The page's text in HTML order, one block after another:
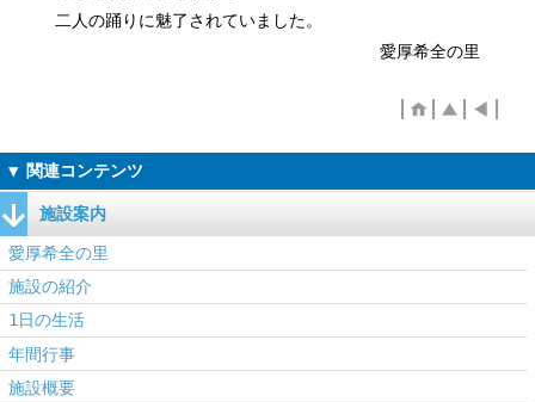
二人の踊りに魅了されていました。
愛厚希全の里
施設案内
愛厚希全の里
施設の紹介
1日の生活
年間行事
施設概要